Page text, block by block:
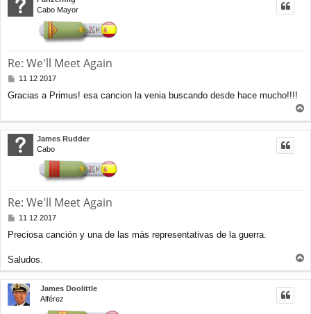
Cabo Mayor
Re: We'll Meet Again
M
n
a
j
e
11 12 2017
Gracias a Primus! esa cancion la venia buscando desde hace mucho!!!!
r
r
James Rudder
Cabo
Re: We'll Meet Again
M
n
a
j
e
11 12 2017
Preciosa canción y una de las más representativas de la guerra.
Saludos.
r
r
James Doolittle
Alférez